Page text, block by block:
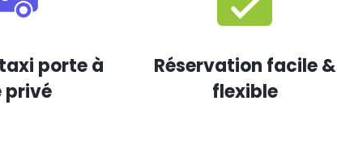
porte à
privé
Réservation facile &
flexible